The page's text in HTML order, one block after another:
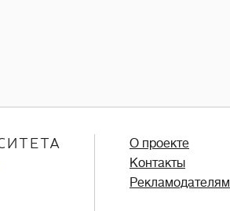
О проекте
Контакты
Рекламодателям